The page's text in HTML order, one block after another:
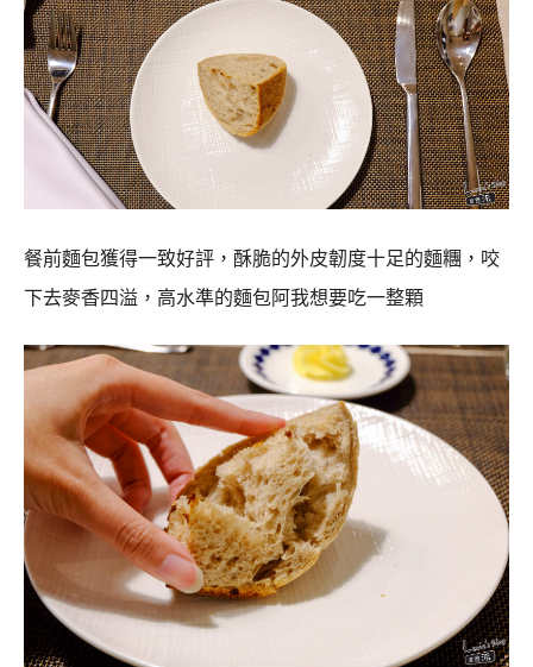
餐前麵包獲得一致好評，酥脆的外皮韌度十足的麵糰，咬
下去麥香四溢，高水準的麵包阿我想要吃一整顆